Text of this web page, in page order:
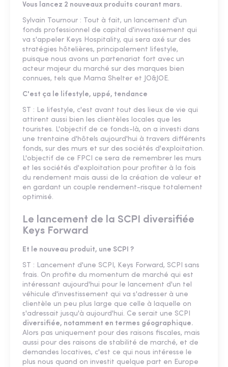
Vous lancez 2 nouveaux produits courant mars.
Sylvain Tournour : Tout à fait, un lancement d'un
fonds professionnel de capital d'investissement qui
va s'appeler Keys Hospitality, qui sera axé sur des
stratégies hôtelières, principalement lifestyle,
puisque nous avons un partenariat fort avec un
acteur majeur du marché sur des marques bien
connues, tels que Mama Shelter et JO&JOE.
C'est ça le lifestyle, uppé, tendance
ST : Le lifestyle, c'est avant tout des lieux de vie qui
attirent aussi bien les clientèles locales que les
touristes. L'objectif de ce fonds-là, on a investi dans
une trentaine d'hôtels aujourd'hui à travers différents
fonds, sur des murs et sur des sociétés d'exploitation.
L'objectif de ce FPCI ce sera de remembrer les murs
et les sociétés d'exploitation pour profiter à la fois
du rendement mais aussi de la création de valeur et
en gardant un couple rendement-risque totalement
optimisé.
Le lancement de la SCPI diversifiée
Keys Forward
Et le nouveau produit, une SCPI ?
ST : Lancement d'une SCPI, Keys Forward, SCPI sans
frais. On profite du momentum de marché qui est
intéressant aujourd'hui pour le lancement d'un tel
véhicule d'investissement qui va s'adresser à une
clientèle un peu plus large que celle à laquelle on
s'adressait jusqu'à aujourd'hui. Ce serait une SCPI
diversifiée, notamment en termes géographique.
Alors pas uniquement pour des raisons fiscales, mais
aussi pour des raisons de stabilité de marché, et de
demandes locatives, c'est ce qui nous intéresse le
plus nous quand on investit quelque part en Europe